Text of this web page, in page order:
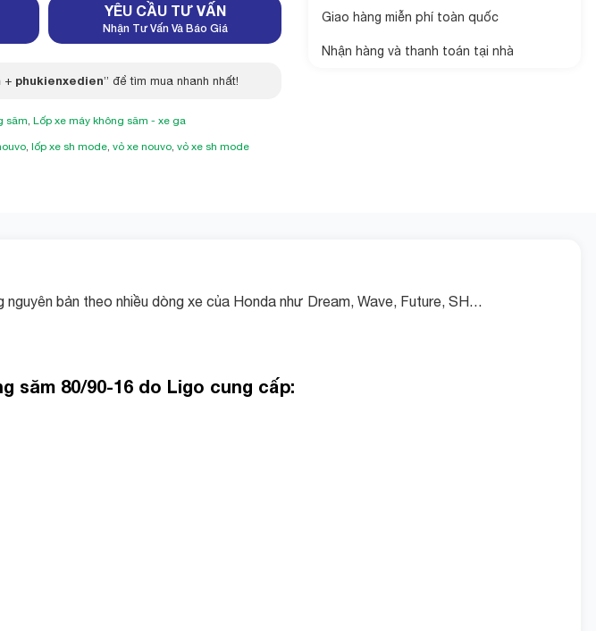
YÊU CẦU TƯ VẤN
Nhận Tư Vấn Và Báo Giá
+ phukienxedien” để tìm mua nhanh nhất!
săm Lốp xe máy không săm - xe ga
, lốp xe sh mode, vỏ xe nouvo, vỏ xe sh mode
Giao hàng miễn phí toàn quốc
Nhận hàng và thanh toán tại nhà
bản theo nhiều dòng xe của Honda như Dream, Wave, Future, SH…
săm 80/90-16 do Ligo cung cấp: